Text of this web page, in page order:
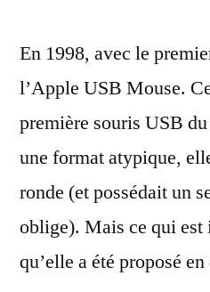
Mouse
ses
couleurs
En 1998, avec le
l’Apple USB Mouse.
première souris USB
une format atypique,
ronde (et possédait un
oblige). Mais ce qui est
qu’elle a été proposé